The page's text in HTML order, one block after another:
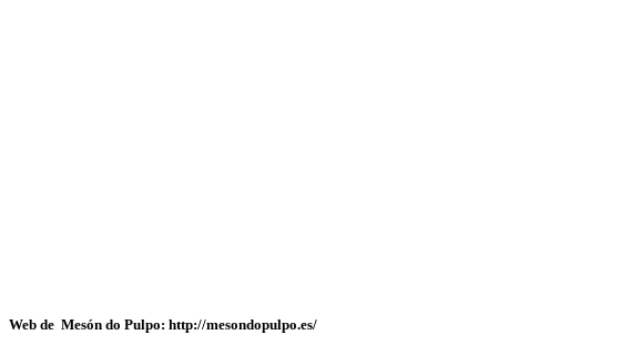
Web de Mesón do Pulpo: http://mesondopulpo.es/